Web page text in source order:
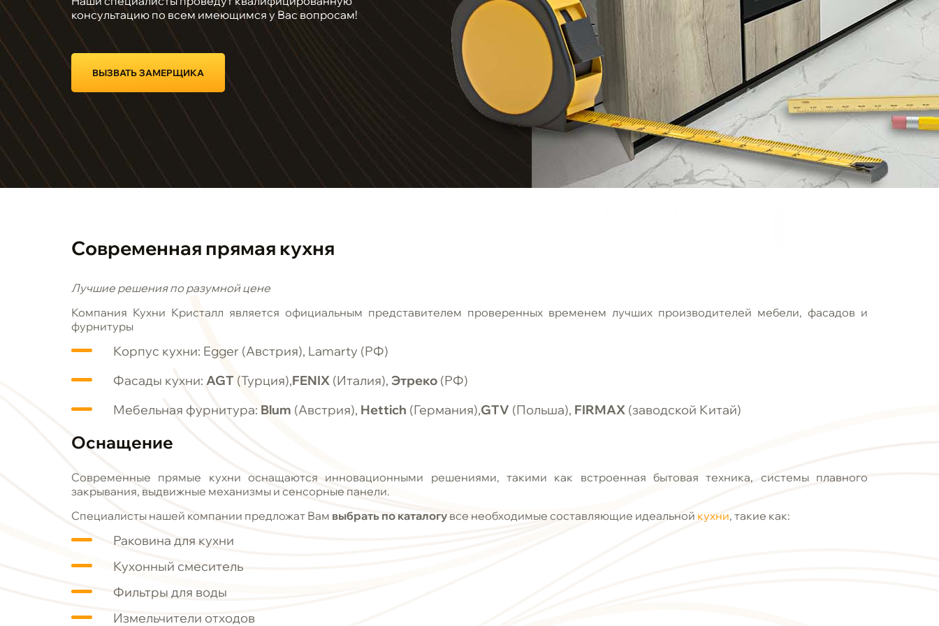
консультацию по всем имеющимся у Вас вопросам!
ВЫЗВАТЬ ЗАМЕРЩИКА
Современная прямая кухня
Лучшие решения по разумной цене
Компания Кухни Кристалл является официальным представителем проверенных временем лучших производителей мебели, фасадов и
фурнитуры
Корпус кухни: Egger (Австрия), Lamarty (РФ)
Фасады кухни: AGT (Турция),FENIX (Италия), Этреко (РФ)
Мебельная фурнитура: Blum (Австрия), Hettich (Германия),GTV (Польша), FIRMAX (заводской Китай)
Оснащение
Современные прямые кухни оснащаются инновационными решениями, такими как встроенная бытовая техника, системы плавного
закрывания, выдвижные механизмы и сенсорные панели.
Специалисты нашей компании предложат Вам выбрать по каталогу все необходимые составляющие идеальной кухни, такие как:
Раковина для кухни
Кухонный смеситель
Фильтры для воды
Измельчители отходов